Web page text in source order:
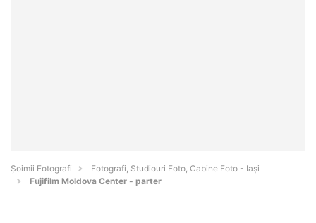
Șoimii Fotografi
Fotografi, Studiouri Foto, Cabine Foto - Iaşi
Fujifilm Moldova Center - parter